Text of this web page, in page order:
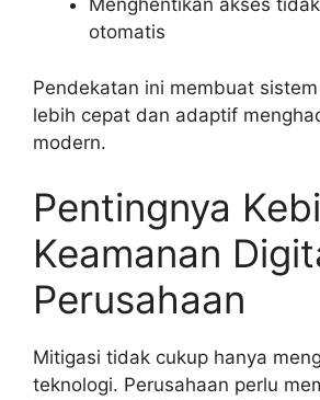
Menghentikan akses
otomatis
Pendekatan ini membuat
lebih cepat dan adaptif
modern.
Pentingnya
Keamanan
Perusahaan
Mitigasi tidak cukup hanya
teknologi. Perusahaan perlu